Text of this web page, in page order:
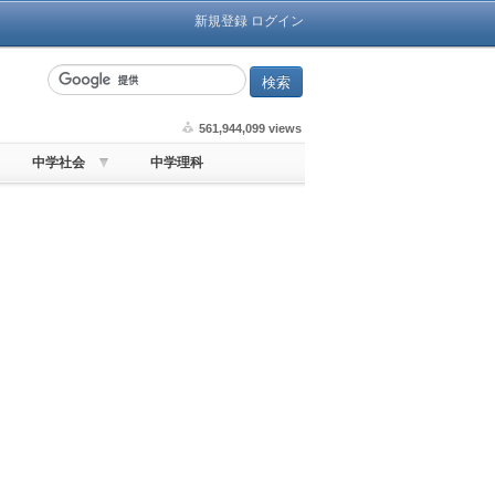
新規登録 ログイン
561,944,099 views
中学社会 中学理科